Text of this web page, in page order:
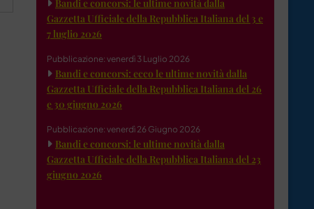
Bandi e concorsi: le ultime novità dalla
Gazzetta Ufficiale della Repubblica Italiana del 3 e
7 luglio 2026
Pubblicazione: venerdì 3 Luglio 2026
Bandi e concorsi: ecco le ultime novità dalla
Gazzetta Ufficiale della Repubblica Italiana del 26
e 30 giugno 2026
Pubblicazione: venerdì 26 Giugno 2026
Bandi e concorsi: le ultime novità dalla
Gazzetta Ufficiale della Repubblica Italiana del 23
giugno 2026